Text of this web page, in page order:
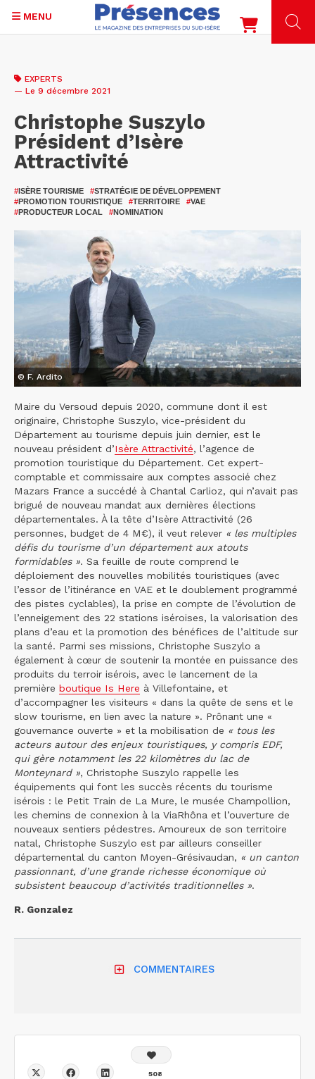
contenu
MENU
EXPERTS
— Le 9 décembre 2021
Christophe Suszylo
Président d’Isère
Attractivité
#ISÈRE TOURISME #STRATÉGIE DE DÉVELOPPEMENT
#PROMOTION TOURISTIQUE #TERRITOIRE #VAE
#PRODUCTEUR LOCAL #NOMINATION
© F. Ardito
Maire du Versoud depuis 2020, commune dont il est
originaire, Christophe Suszylo, vice-président du
Département au tourisme depuis juin dernier, est le
nouveau président d’Isère Attractivité, l’agence de
promotion touristique du Département. Cet expert-
comptable et commissaire aux comptes associé chez
Mazars France a succédé à Chantal Carlioz, qui n’avait pas
brigué de nouveau mandat aux dernières élections
départementales. À la tête d’Isère Attractivité (26
personnes, budget de 4 M€), il veut relever « les multiples
défis du tourisme d’un département aux atouts
formidables ». Sa feuille de route comprend le
déploiement des nouvelles mobilités touristiques (avec
l’essor de l’itinérance en VAE et le doublement programmé
des pistes cyclables), la prise en compte de l’évolution de
l’enneigement des 22 stations iséroises, la valorisation des
plans d’eau et la promotion des bénéfices de l’altitude sur
la santé. Parmi ses missions, Christophe Suszylo a
également à cœur de soutenir la montée en puissance des
produits du terroir isérois, avec le lancement de la
première boutique Is Here à Villefontaine, et
d’accompagner les visiteurs « dans la quête de sens et le
slow tourisme, en lien avec la nature ». Prônant une «
gouvernance ouverte » et la mobilisation de « tous les
acteurs autour des enjeux touristiques, y compris EDF,
qui gère notamment les 22 kilomètres du lac de
Monteynard », Christophe Suszylo rappelle les
équipements qui font les succès récents du tourisme
isérois : le Petit Train de La Mure, le musée Champollion,
les chemins de connexion à la ViaRhôna et l’ouverture de
nouveaux sentiers pédestres. Amoureux de son territoire
natal, Christophe Suszylo est par ailleurs conseiller
départemental du canton Moyen-Grésivaudan, « un canton
passionnant, d’une grande richesse économique où
subsistent beaucoup d’activités traditionnelles ».
R. Gonzalez
COMMENTAIRES
508